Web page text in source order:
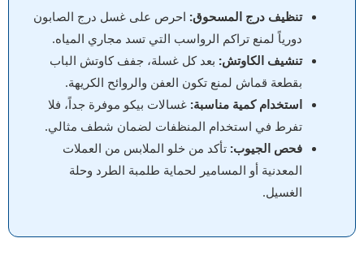
تنظيف درج المسحوق: احرص على غسل درج الصابون
دورياً لمنع تراكم الرواسب التي تسد مجاري المياه.
تنشيف الكاوتش: بعد كل غسلة، جفف كاوتش الباب
بقطعة قماش لمنع تكون العفن والروائح الكريهة.
استخدام كمية مناسبة: غسالات بيكو موفرة جداً، فلا
تفرط في استخدام المنظفات لضمان شطف مثالي.
فحص الجيوب: تأكد من خلو الملابس من العملات
المعدنية أو المسامير لحماية طلمبة الطرد وحلة
الغسيل.